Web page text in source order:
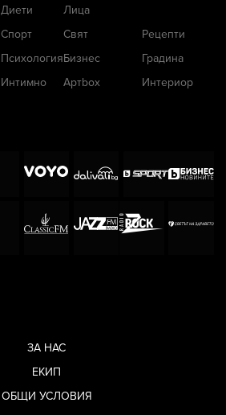
Диети
Спорт
Психология
Интимно
Лица
Свят
Бизнес
Артbox
Рецепти
Градина
Интериор
ЗА НАС
ЕКИП
ОБЩИ УСЛОВИЯ